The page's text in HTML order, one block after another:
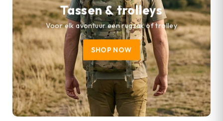
Tassen & trolleys
Voor elk avontuur een rugzak of trolley
SHOP NOW